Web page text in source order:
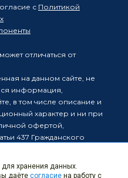
с Политикой
отличаться от
на данном сайте, не
информация,
в том числе описание и
характер и ни при
офертой,
437 Гражданского
право в одностороннем
размещенную на
для хранения данных.
даёте согласие на работу с